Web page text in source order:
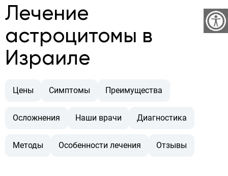
Лечение
астроцитомы в
Израиле
Цены Симптомы Преимущества
Осложнения Наши врачи Диагностика
Методы Особенности лечения Отзывы